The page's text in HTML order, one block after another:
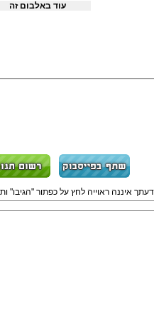
עוד באלבום זה
איננה ראוייה לחץ על כפתור